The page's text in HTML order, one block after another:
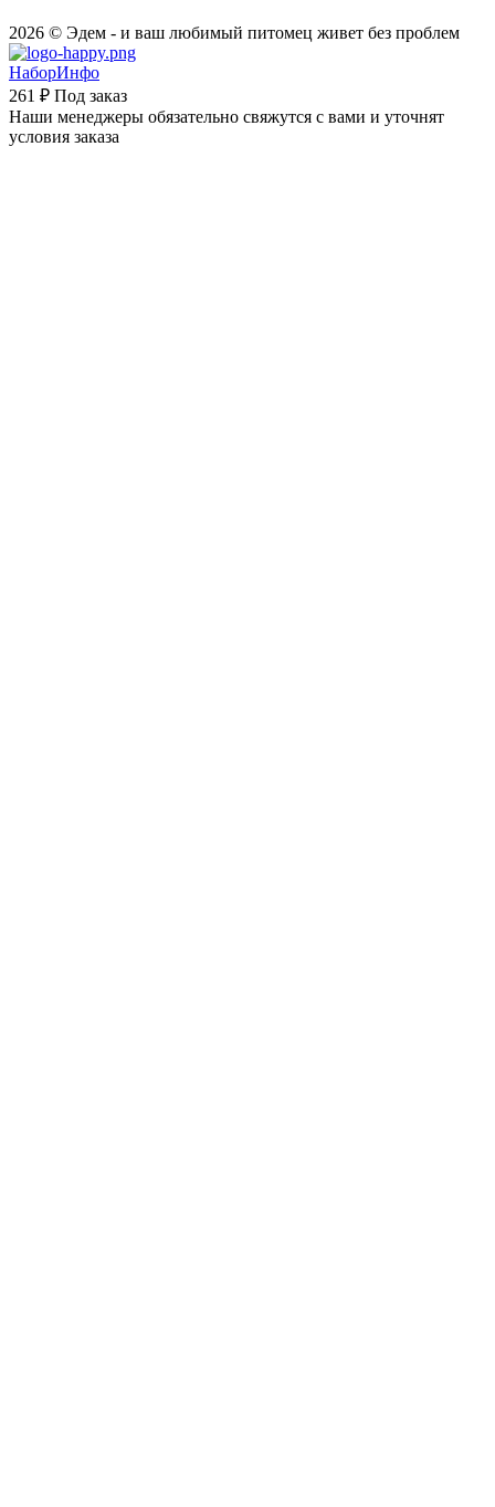
2026 © Эдем - и ваш любимый питомец живет без проблем
НаборИнфо
261 ₽ Под заказ
Наши менеджеры обязательно свяжутся с вами и уточнят
условия заказа